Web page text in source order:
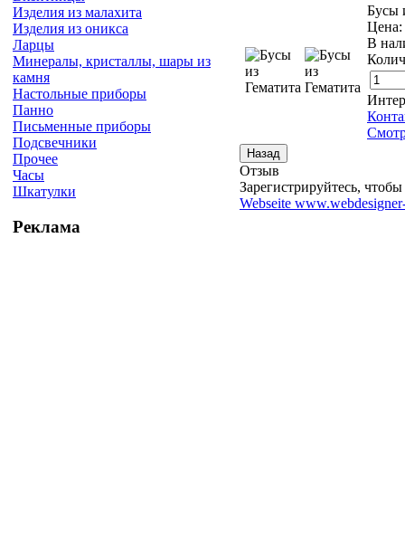
Изделия из малахита
Изделия из оникса
Ларцы
Минералы, кристаллы, шары из
камня
Настольные приборы
Панно
Письменные приборы
Подсвечники
Прочее
Часы
Шкатулки
Реклама
Бусы
Цена:
В
Отзыв
Зарегистрируйтесь, чтобы
Webseite